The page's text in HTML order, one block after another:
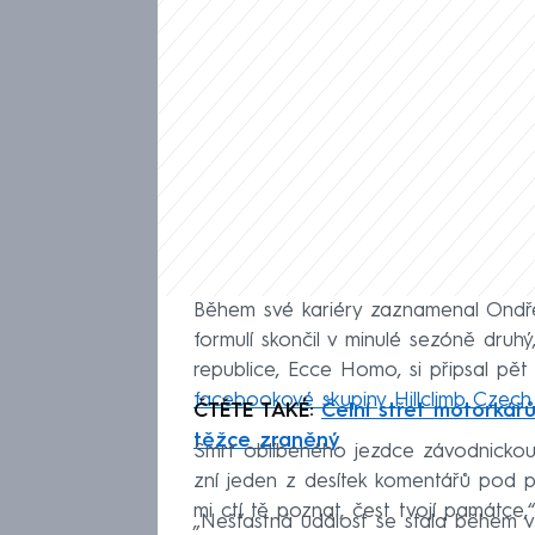
Během své kariéry zaznamenal
formulí skončil v minulé sezóně
republice, Ecce Homo, si připsal
facebookové skupiny Hillclimb
ČTĚTE TAKÉ:Čelní střet
těžce zraněný
Smrt oblíbeného jezdce
zní jeden z desítek komentářů pod
mi ctí tě poznat, čest tvojí
„Nešťastná událost se stala během